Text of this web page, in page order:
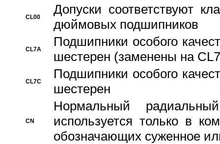
CL00
Допуски соответствуют
дюймовых подшипников
CL7A
Подшипники особого
шестерен (заменены на
CL7C
Подшипники особого
шестерен
CN
Hормальный
используется только в
обозначающих суженное